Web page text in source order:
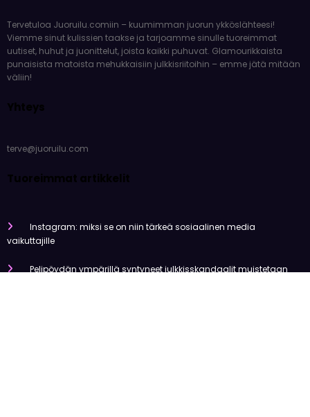
Tervetuloa Juoruilu.comiin – kuumimman juorun ykköslähteesi!
Viemme sinut kulissien taakse ja tarjoamme sinulle tuoreimmat
uutiset, huhut ja juonittelut, joista kaikki puhuvat. Glamourikkaista
punaisista matoista mehukkaisiin julkkisriitoihin – emme jätä mitään
väliin!
Yhteys
terve@juoruilu.com
Tuoreimmat artikkelit
Instagram: miksi se on niin tärkeä sosiaalinen media
vaikuttajille
Pelipöydän ympärillä syntyneet julkkisskandaalit muistetaan